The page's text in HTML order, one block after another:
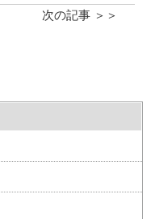
次の記事 ＞＞